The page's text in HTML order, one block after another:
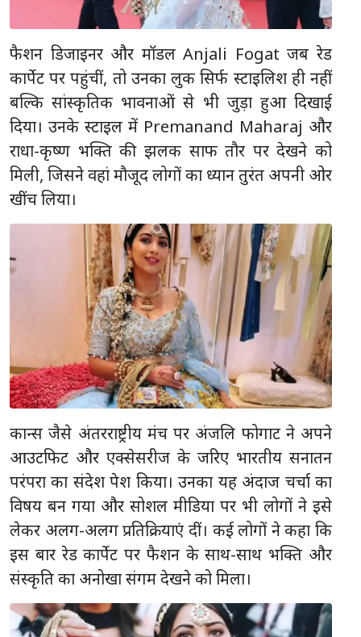
फैशन डिजाइनर और मॉडल Anjali Fogat जब रेड
कार्पेट पर पहुंचीं, तो उनका लुक सिर्फ स्टाइलिश ही नहीं
बल्कि सांस्कृतिक भावनाओं से भी जुड़ा हुआ दिखाई
दिया। उनके स्टाइल में Premanand Maharaj और
राधा-कृष्ण भक्ति की झलक साफ तौर पर देखने को
मिली, जिसने वहां मौजूद लोगों का ध्यान तुरंत अपनी ओर
खींच लिया।
कान्स जैसे अंतरराष्ट्रीय मंच पर अंजलि फोगाट ने अपने
आउटफिट और एक्सेसरीज के जरिए भारतीय सनातन
परंपरा का संदेश पेश किया। उनका यह अंदाज चर्चा का
विषय बन गया और सोशल मीडिया पर भी लोगों ने इसे
लेकर अलग-अलग प्रतिक्रियाएं दीं। कई लोगों ने कहा कि
इस बार रेड कार्पेट पर फैशन के साथ-साथ भक्ति और
संस्कृति का अनोखा संगम देखने को मिला।